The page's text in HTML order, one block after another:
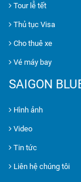
Tour lễ tết
Thủ tục Visa
Cho thuê xe
Vé máy bay
SAIGON
Hình ảnh
Video
Tin tức
Liên hệ chúng tôi